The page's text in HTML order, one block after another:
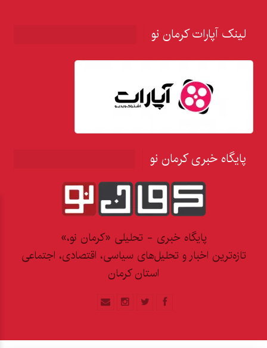
لینک آپارات کرمان نو
پایگاه خبری کرمان نو
پایگاه خبری - تحلیلی «کرمان نو،»
تازه‌ترین اخبار و تحلیل‌های سیاسی، اقتصادی، اجتماعی
استان کرمان